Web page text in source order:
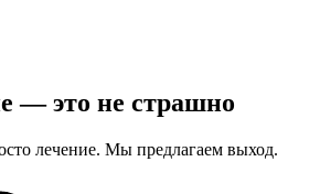
— это не страшно
лечение. Мы предлагаем выход.